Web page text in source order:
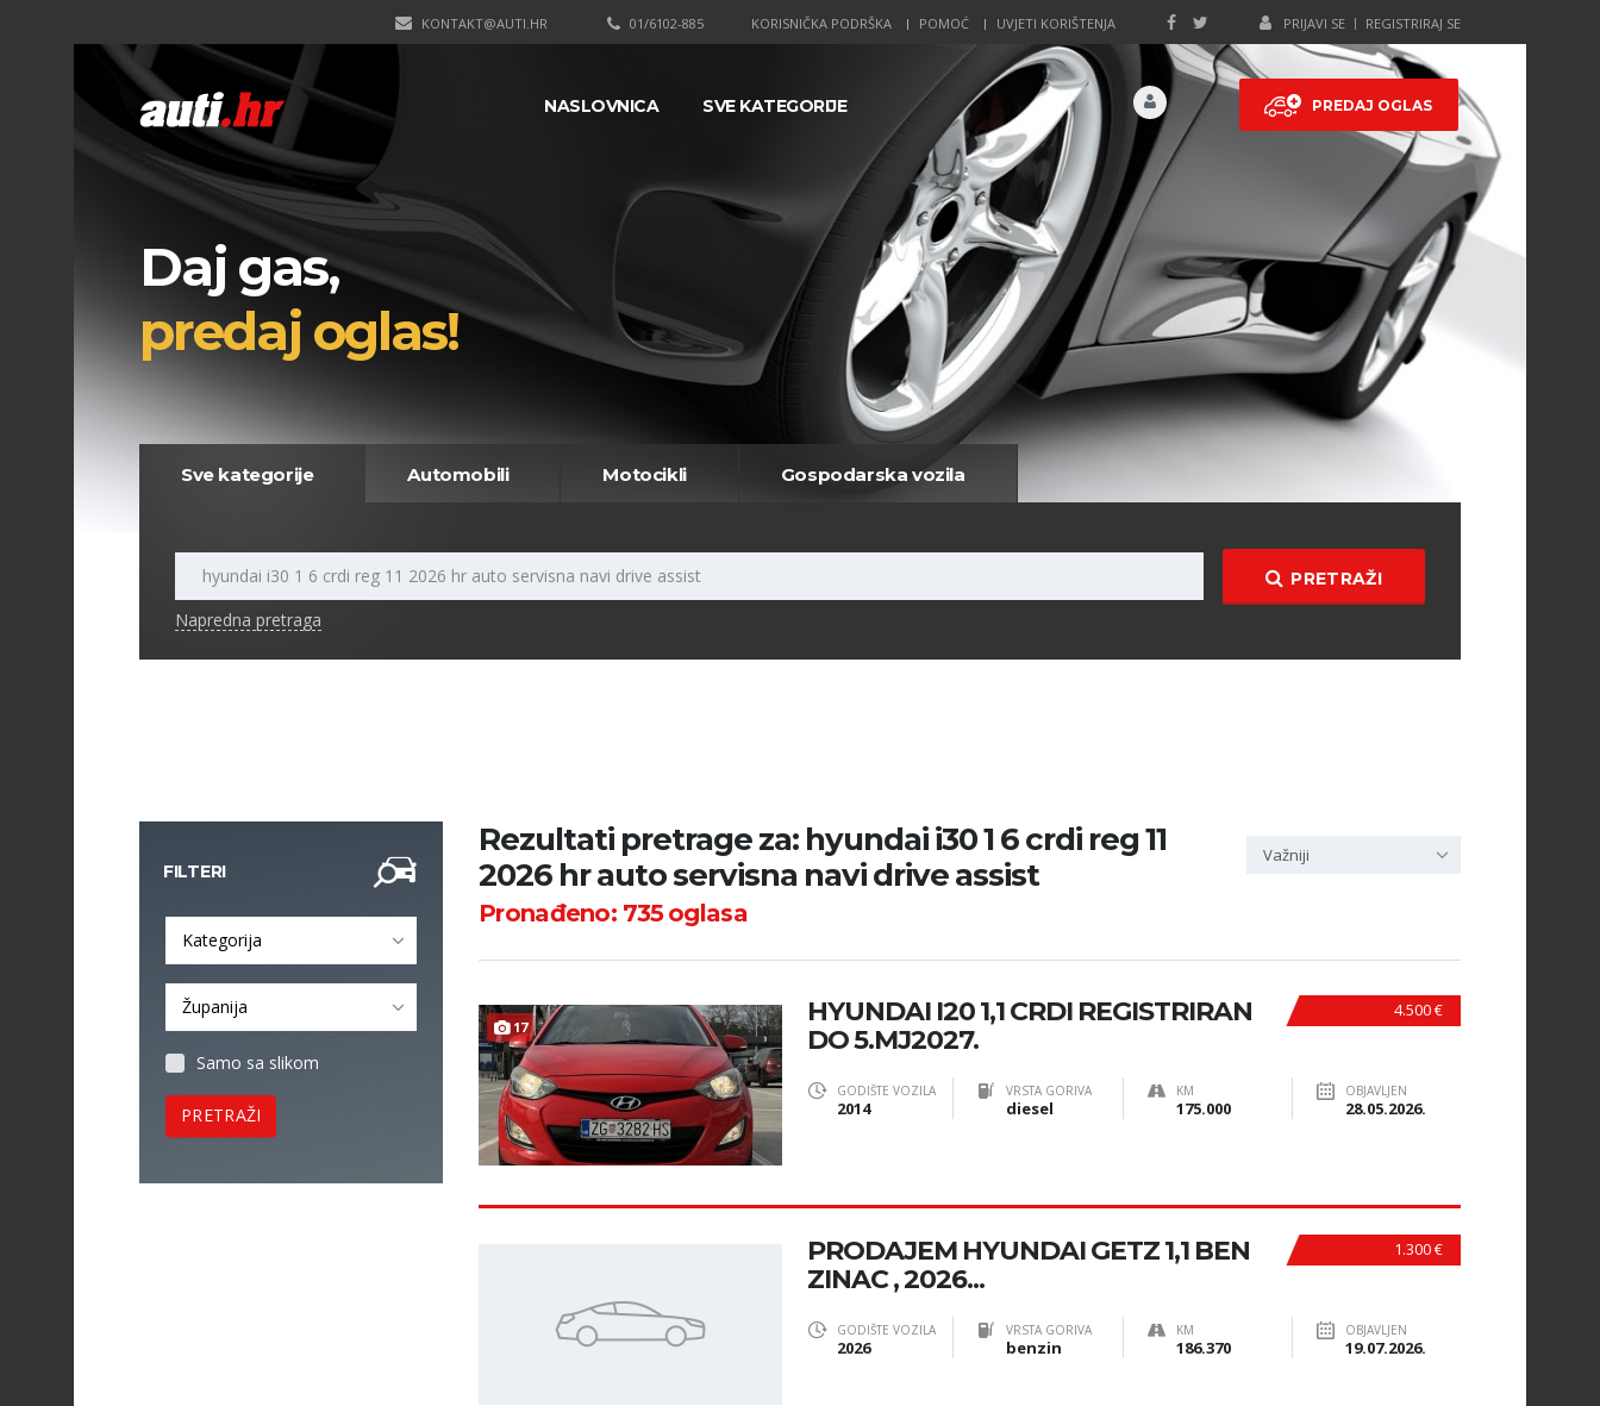
PRIJAVI SE REGISTRIRAJ SE
KORISNIČKA PODRŠKA POMOĆ UVJETI KORIŠTENJA
01/6102-885
KONTAKT@AUTI.HR
PREDAJ OGLAS
NASLOVNICA SVE KATEGORIJE
Daj gas,
predaj oglas!
Sve kategorije Automobili Motocikli Gospodarska vozila
PRETRAŽI
Napredna pretraga
FILTERI
Kategorija
Županija
Samo sa slikom
PRETRAŽI
Rezultati pretrage za: hyundai i30 1 6 crdi reg 11
2026 hr auto servisna navi drive assist
Pronađeno: 735oglasa
Važniji
17
4.500 €
HYUNDAI I20 1,1 CRDI REGISTRIRAN
DO 5.MJ2027.
GODIŠTE VOZILA
2014
VRSTA GORIVA
diesel
KM
175.000
OBJAVLJEN
28.05.2026.
1.300 €
PRODAJEM HYUNDAI GETZ 1,1 BEN
ZINAC , 2026...
GODIŠTE VOZILA
2026
VRSTA GORIVA
benzin
KM
186.370
OBJAVLJEN
19.07.2026.